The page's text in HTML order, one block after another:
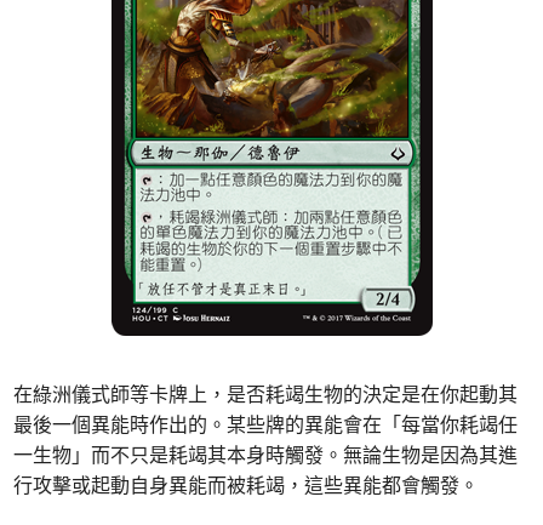
在綠洲儀式師等卡牌上，是否耗竭生物的決定是在你起動其
最後一個異能時作出的。某些牌的異能會在「每當你耗竭任
一生物」而不只是耗竭其本身時觸發。無論生物是因為其進
行攻擊或起動自身異能而被耗竭，這些異能都會觸發。